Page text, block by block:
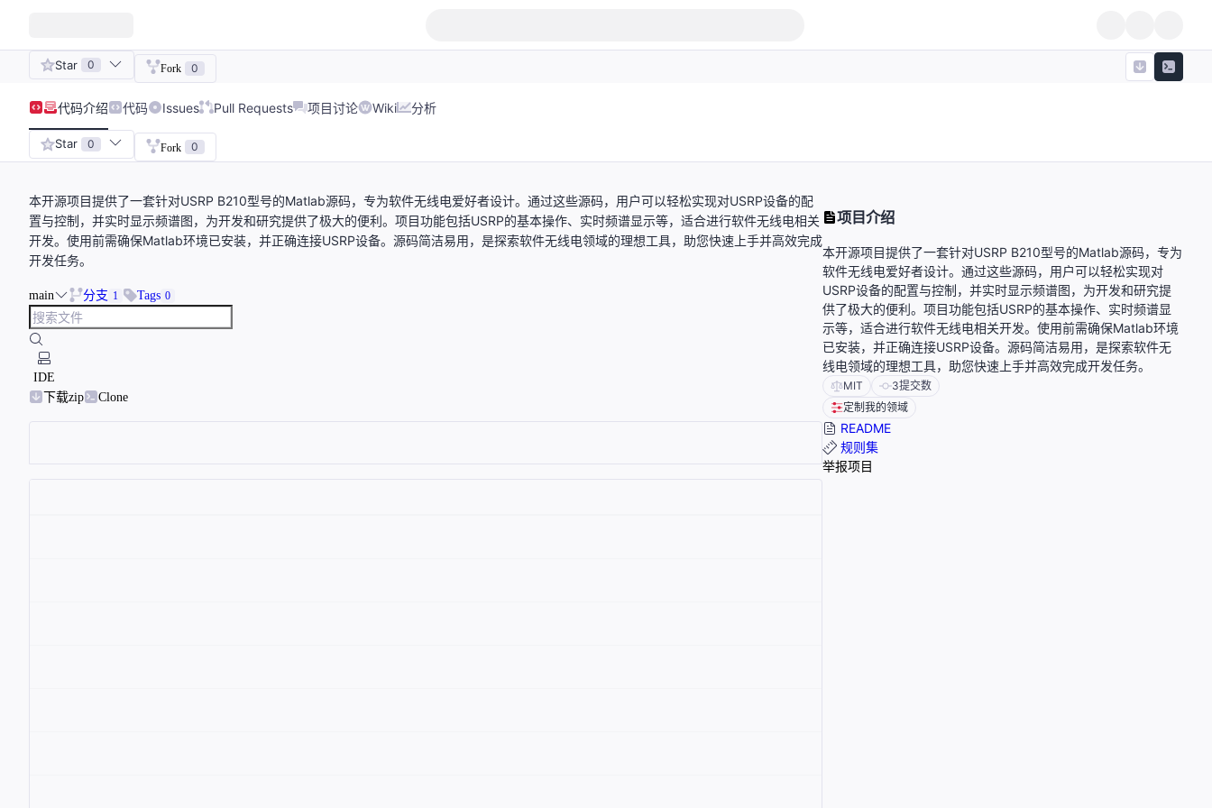
Star 0 Fork 0
代码介绍 代码 Issues Pull Requests 项目讨论 Wiki 分析
Star 0 Fork 0
本开源项目提供了一套针对USRP B210型号的Matlab源码，专为软件无线电爱好者设计。通过这些源码，用户可以轻松实现对USRP设备的配
置与控制，并实时显示频谱图，为开发和研究提供了极大的便利。项目功能包括USRP的基本操作、实时频谱显示等，适合进行软件无线电相关
开发。使用前需确保Matlab环境已安装，并正确连接USRP设备。源码简洁易用，是探索软件无线电领域的理想工具，助您快速上手并高效完成
开发任务。
main 分支 1 Tags 0
IDE
下载zip
Clone
项目介绍
本开源项目提供了一套针对USRP B210型号的Matlab源码，专为
软件无线电爱好者设计。通过这些源码，用户可以轻松实现对
USRP设备的配置与控制，并实时显示频谱图，为开发和研究提
供了极大的便利。项目功能包括USRP的基本操作、实时频谱显
示等，适合进行软件无线电相关开发。使用前需确保Matlab环境
已安装，并正确连接USRP设备。源码简洁易用，是探索软件无
线电领域的理想工具，助您快速上手并高效完成开发任务。
MIT 3提交数
定制我的领域
README
规则集
举报项目